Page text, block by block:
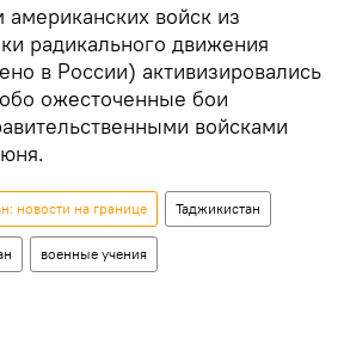
войск из
радикального движения
в России) активизировались
ожесточенные бои
войсками
новости на границе Таджикистан
военные учения